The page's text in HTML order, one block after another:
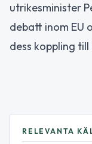
utrikesminister
debatt inom EU
dess koppling
RELEVANTA